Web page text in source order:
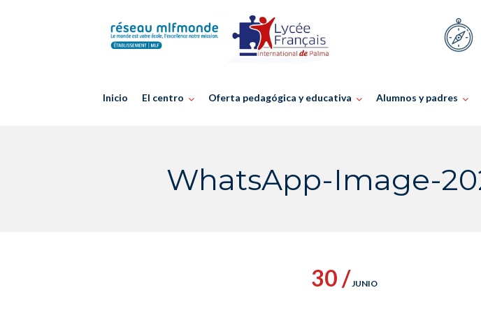
Inicio El centro Oferta pedagógica y educativa Alumnos y padres
WhatsApp-Image-
30 /JUNIO